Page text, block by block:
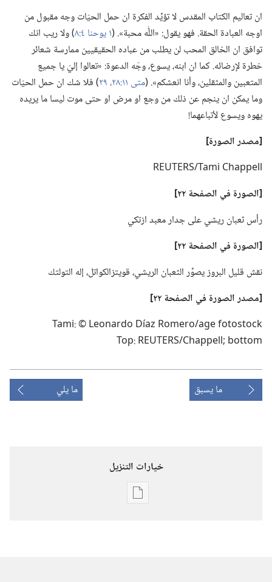
ان تعاليم الكتاب المقدس لا تؤيِّد الفكرة ان حمل الحيّات وجه مقبول من
اوجه العبادة الحقة.‏ فهو يقول:‏ «اللّٰه محبة».‏ (‏١ يوحنا ٤:‏٨
‏)‏ ولا ريب انك
توافق ان الخالق المحب لن يطلب من عباده الحقيقيين ممارسة شعائر
خطرة لإرضائه.‏ كما ان ابنه،‏ يسوع،‏ وجّه الدعوة:‏ «تعالوا إليّ يا جميع
المتعبين والمثقلين،‏ وأنا انعشكم».‏ (‏متى ١١:‏٢٨،‏ ٢٩
‏)‏ فلا شك ان حمل الحيّات
وما يمكن ان ينجم عن ذلك من وجع او مرض او حتى موت ليسا ما يريده
يهوه ويسوع لأتباعهما!‏
‏[مصدر الصورة]‏
REUTERS/Tami Chappell
‏[الصورة في الصفحة ٢٢]‏
رأس ثعبان ريشي على جدار معبد ازتكي
‏[الصورة في الصفحة ٢٢]‏
نقش قليل البروز يصوِّر الثعبان الريشي،‏ قويتزالكواتل،‏ إله التولتك
‏[مصدر الصورة في الصفحة ٢٢]‏
age fotostock/‏Leonardo Díaz Romero © :‏Tami
Chappell; bottom/‏REUTERS :‏Top
ما يسبق ما يلي
خيارات التنزيل
خيارات